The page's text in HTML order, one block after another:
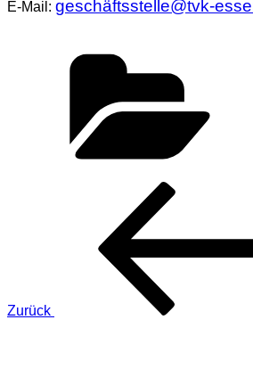
E-Mail: geschäftsstelle@tvk-
Beitragsnavigation
Zurück